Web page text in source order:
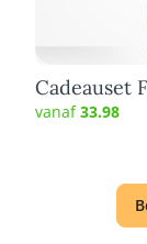
Cadeauset
vanaf33.98